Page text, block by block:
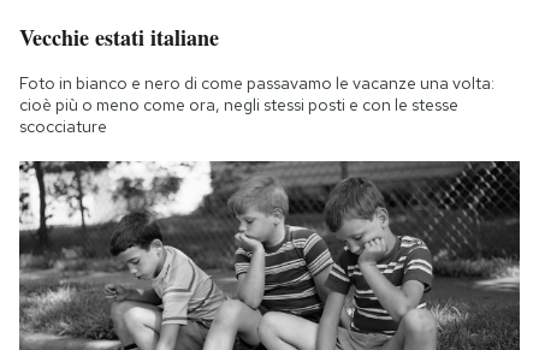
Vecchie estati italiane
Foto in bianco e nero di come passavamo le vacanze una volta:
cioè più o meno come ora, negli stessi posti e con le stesse
scocciature